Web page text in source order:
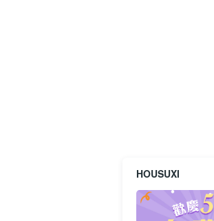
HOUSUXI